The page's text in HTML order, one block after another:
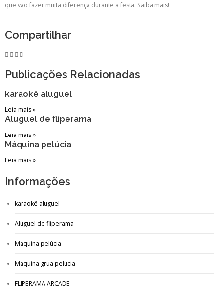
que vão fazer muita diferença durante a festa. Saiba mais!
Compartilhar
Publicações Relacionadas
karaokê aluguel
Leia mais »
Aluguel de fliperama
Leia mais »
Máquina pelúcia
Leia mais »
Informações
karaokê aluguel
Aluguel de fliperama
Máquina pelúcia
Máquina grua pelúcia
FLIPERAMA ARCADE